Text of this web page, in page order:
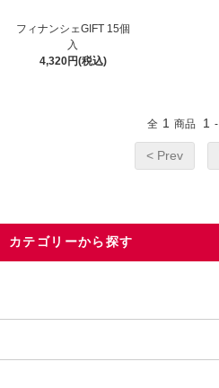
フィナンシェGIFT 15個
入
4,320円(税込)
全 1 商品 1 -
< Prev
カテゴリーから探す